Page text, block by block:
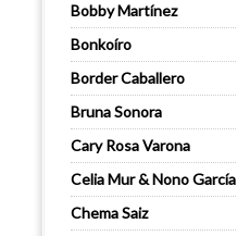
Bobby Martínez
Bonkoíro
Border Caballero
Bruna Sonora
Cary Rosa Varona
Celia Mur & Nono García
Chema Saiz